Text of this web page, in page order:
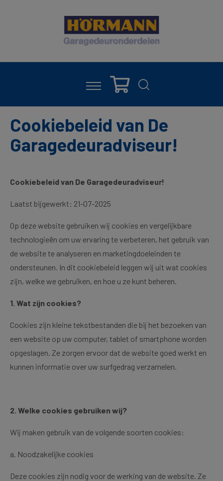
Cookiebeleid van De
Garagedeuradviseur!
Cookiebeleid van De Garagedeuradviseur!
Laatst bijgewerkt: 21-07-2025
Op deze website gebruiken wij cookies en vergelijkbare
technologieën om uw ervaring te verbeteren, het gebruik van
de website te analyseren en marketingdoeleinden te
ondersteunen. In dit cookiebeleid leggen wij uit wat cookies
zijn, welke we gebruiken, en hoe u ze kunt beheren.
1. Wat zijn cookies?
Cookies zijn kleine tekstbestanden die bij het bezoeken van
een website op uw computer, tablet of smartphone worden
opgeslagen. Ze zorgen ervoor dat de website goed werkt en
kunnen informatie over uw surfgedrag verzamelen.
2. Welke cookies gebruiken wij?
Wij maken gebruik van de volgende soorten cookies:
a. Noodzakelijke cookies
Deze cookies zijn nodig voor de werking van de website. Ze